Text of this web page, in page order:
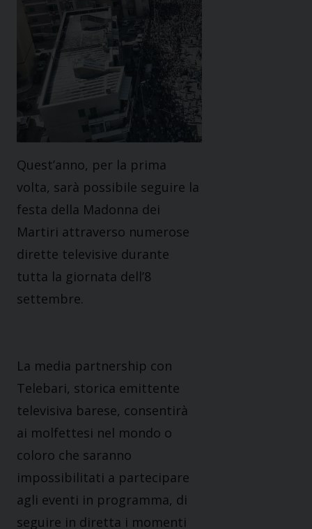
Quest’anno, per la prima
volta, sarà possibile seguire la
festa della Madonna dei
Martiri attraverso numerose
dirette televisive durante
tutta la giornata dell’8
settembre.
La media partnership con
Telebari, storica emittente
televisiva barese, consentirà
ai molfettesi nel mondo o
coloro che saranno
impossibilitati a partecipare
agli eventi in programma, di
seguire in diretta i momenti